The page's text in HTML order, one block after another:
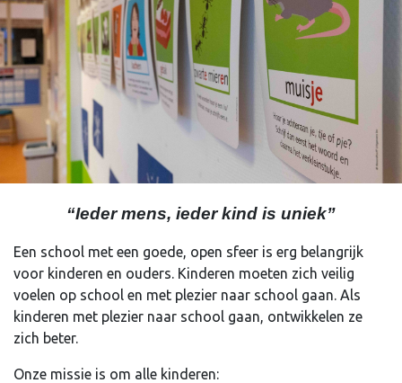
“Ieder mens, ieder kind is uniek”
Een school met een goede, open sfeer is erg belangrijk
voor kinderen en ouders. Kinderen moeten zich veilig
voelen op school en met plezier naar school gaan. Als
kinderen met plezier naar school gaan, ontwikkelen ze
zich beter.
Onze missie is om alle kinderen: